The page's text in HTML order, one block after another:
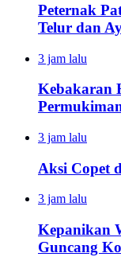
Peternak
Telur dan
3 jam lalu
Kebakaran
3 jam lalu
Aksi Copet
3 jam lalu
Kepanikan
Guncang